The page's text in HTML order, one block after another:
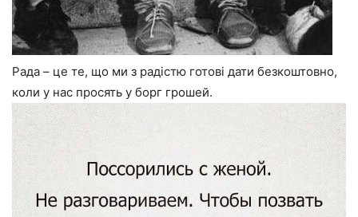
Рада – це те, що ми з радістю готові дати безкоштовно,
коли у нас просять у борг грошей.